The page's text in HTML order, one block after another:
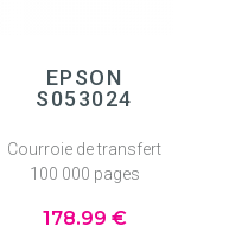
EPSON
S053024
Courroie de transfert
100 000 pages
178.99 €